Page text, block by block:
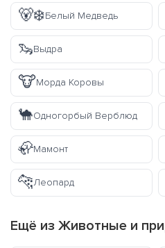
🐻‍❄️Белый Медведь
🦦Выдра
🐮Морда Коровы
🐪Одногорбый Верблюд
🦣Мамонт
🐆Леопард
Ещё из Животные и